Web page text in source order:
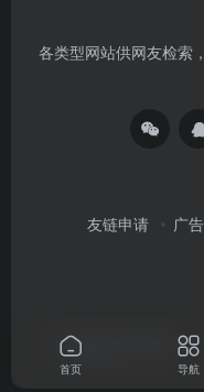
各类型网站供网友检索
友链申请 广
由OneNav 强力驱动
首页 导航